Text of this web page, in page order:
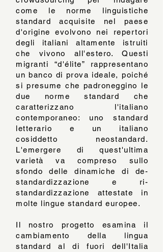
come le norme linguistiche
standard acquisite nel paese
d'origine evolvono nei repertori
degli italiani altamente istruiti
che vivono all'estero. Questi
migranti “d'élite” rappresentano
un banco di prova ideale, poiché
si presume che padroneggino le
due norme standard che
caratterizzano l'italiano
contemporaneo: uno standard
letterario e un italiano
cosiddetto neostandard.
L'emergere di quest'ultima
varietà va compreso sullo
sfondo delle dinamiche di de-
standardizzazione e ri-
standardizzazione attestate in
molte lingue standard europee.
Il nostro progetto esamina il
cambiamento della lingua
standard al di fuori dell'Italia